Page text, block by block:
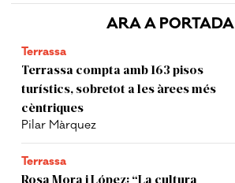
ARA A PORTADA
Terrassa
Terrassa compta amb 163 pisos
turístics, sobretot a les àrees més
cèntriques
Pilar Màrquez
Terrassa
Rosa Mora i López: “La cultura